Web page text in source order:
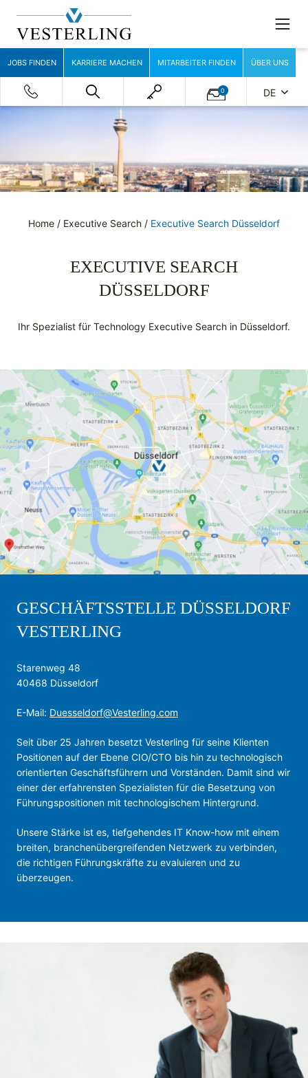
JOBS FINDEN KARRIERE MACHEN MITARBEITER FINDEN ÜBER UNS
0 DE
Home / Executive Search / Executive Search Düsseldorf
EXECUTIVE SEARCH
DÜSSELDORF
Ihr Spezialist für Technology Executive Search in Düsseldorf.
GESCHÄFTSSTELLE DÜSSELDORF
VESTERLING
Starenweg 48
40468 Düsseldorf
E-Mail: Duesseldorf@Vesterling.com
Seit über 25 Jahren besetzt Vesterling für seine Klienten
Positionen auf der Ebene CIO/CTO bis hin zu technologisch
orientierten Geschäfts­führern und Vorständen. Damit sind wir
einer der erfahrensten Spezialisten für die Besetzung von
Führungspositionen mit technologischem Hintergrund.
Unsere Stärke ist es, tiefgehendes IT Know-how mit einem
breiten, branchen­über­greifenden Netzwerk zu verbinden,
die richtigen Führungskräfte zu evaluieren und zu
überzeugen.